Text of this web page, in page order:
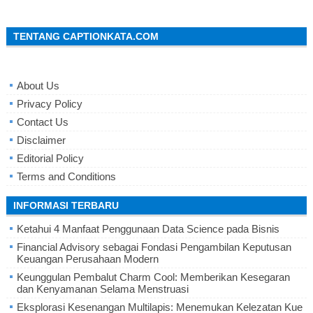
TENTANG CAPTIONKATA.COM
About Us
Privacy Policy
Contact Us
Disclaimer
Editorial Policy
Terms and Conditions
INFORMASI TERBARU
Ketahui 4 Manfaat Penggunaan Data Science pada Bisnis
Financial Advisory sebagai Fondasi Pengambilan Keputusan
Keuangan Perusahaan Modern
Keunggulan Pembalut Charm Cool: Memberikan Kesegaran
dan Kenyamanan Selama Menstruasi
Eksplorasi Kesenangan Multilapis: Menemukan Kelezatan Kue